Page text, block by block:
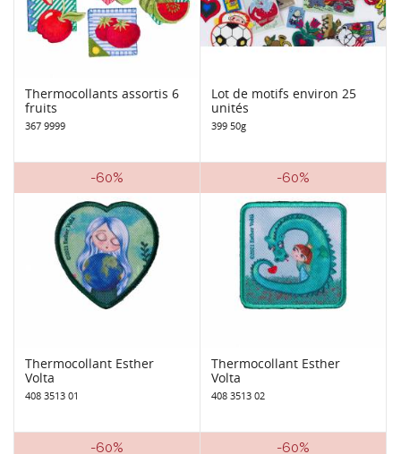
Thermocollants assortis 6
fruits
367 9999
Lot de motifs environ 25
unités
399 50g
-60%
Thermocollant Esther
Volta
408 3513 01
-60%
Thermocollant Esther
Volta
408 3513 02
-60% -60%